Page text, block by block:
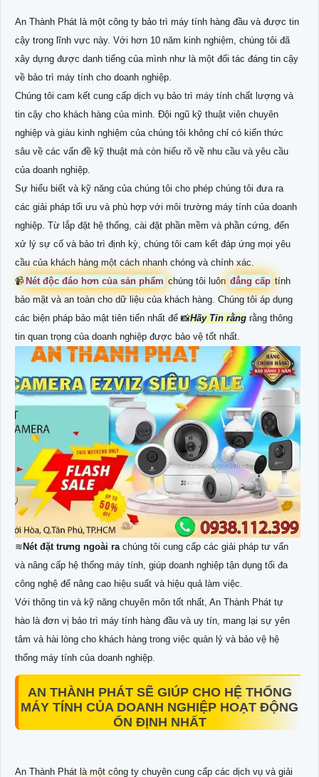
An Thành Phát là một công ty bảo trì máy tính hàng đầu và được tin
cậy trong lĩnh vực này. Với hơn 10 năm kinh nghiệm, chúng tôi đã
xây dựng được danh tiếng của mình như là một đối tác đáng tin cậy
về bảo trì máy tính cho doanh nghiệp.
Chúng tôi cam kết cung cấp dịch vụ bảo trì máy tính chất lượng và
tin cậy cho khách hàng của mình. Đội ngũ kỹ thuật viên chuyên
nghiệp và giàu kinh nghiệm của chúng tôi không chỉ có kiến thức
sâu về các vấn đề kỹ thuật mà còn hiểu rõ về nhu cầu và yêu cầu
của doanh nghiệp.
Sự hiểu biết và kỹ năng của chúng tôi cho phép chúng tôi đưa ra
các giải pháp tối ưu và phù hợp với môi trường máy tính của doanh
nghiệp. Từ lắp đặt hệ thống, cài đặt phần mềm và phần cứng, đến
xử lý sự cố và bảo trì định kỳ, chúng tôi cam kết đáp ứng mọi yêu
cầu của khách hàng một cách nhanh chóng và chính xác.
📹 Nét độc đáo hơn của sản phẩm chúng tôi luôn đẳng cấp tính
bảo mật và an toàn cho dữ liệu của khách hàng. Chúng tôi áp dụng
các biện pháp bảo mật tiên tiến nhất để 📸Hãy Tin rằng rằng thông
tin quan trọng của doanh nghiệp được bảo vệ tốt nhất.
≋ Nét đặt trưng ngoài ra chúng tôi cung cấp các giải pháp tư vấn
và nâng cấp hệ thống máy tính, giúp doanh nghiệp tận dụng tối đa
công nghệ để nâng cao hiệu suất và hiệu quả làm việc.
Với thông tin và kỹ năng chuyên môn tốt nhất, An Thành Phát tự
hào là đơn vị bảo trì máy tính hàng đầu và uy tín, mang lại sự yên
tâm và hài lòng cho khách hàng trong việc quản lý và bảo vệ hệ
thống máy tính của doanh nghiệp.
AN THÀNH PHÁT SẼ GIÚP CHO HỆ THỐNG
MÁY TÍNH CỦA DOANH NGHIỆP HOẠT ĐỘNG
ỔN ĐỊNH NHẤT
An Thành Phát là một công ty chuyên cung cấp các dịch vụ và giải